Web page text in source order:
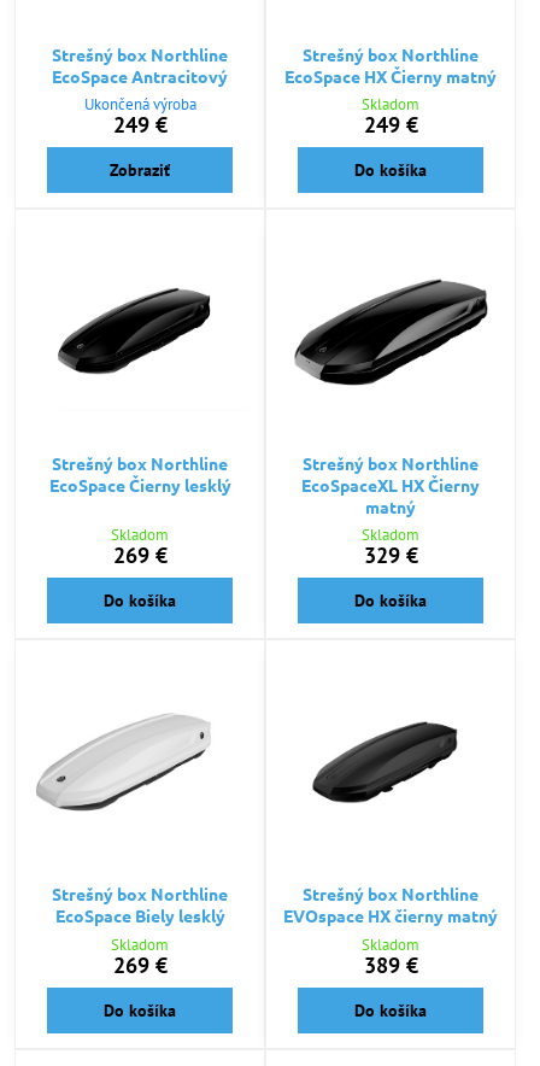
Strešný box Northline
EcoSpace Antracitový
Ukončená výroba
249 €
Zobraziť
Strešný box Northline
EcoSpace HX Čierny matný
Skladom
249 €
Do košíka
Strešný box Northline
EcoSpace Čierny lesklý
Skladom
269 €
Do košíka
Strešný box Northline
EcoSpaceXL HX Čierny
matný
Skladom
329 €
Do košíka
Strešný box Northline
EcoSpace Biely lesklý
Skladom
269 €
Do košíka
Strešný box Northline
EVOspace HX čierny matný
Skladom
389 €
Do košíka